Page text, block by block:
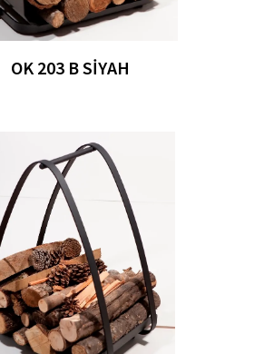
OK 203 B SIYAH